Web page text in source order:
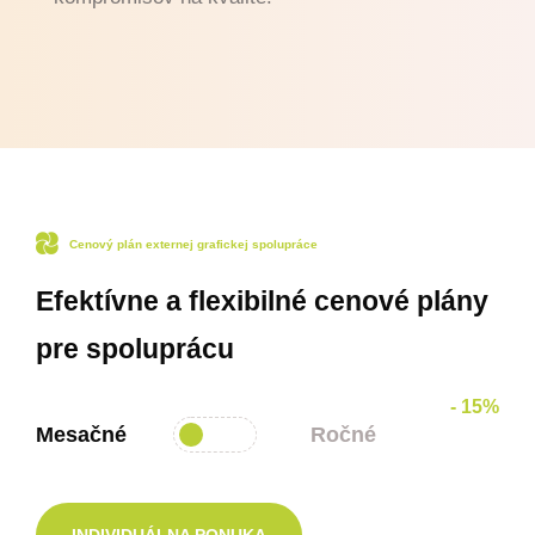
Cenový plán externej grafickej spolupráce
Efektívne a flexibilné cenové plány
pre spoluprácu
- 15%
Mesačné Ročné